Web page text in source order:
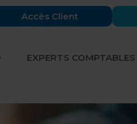
Accès Client
PARTENAIRES
EXPERTS COMPTABLES